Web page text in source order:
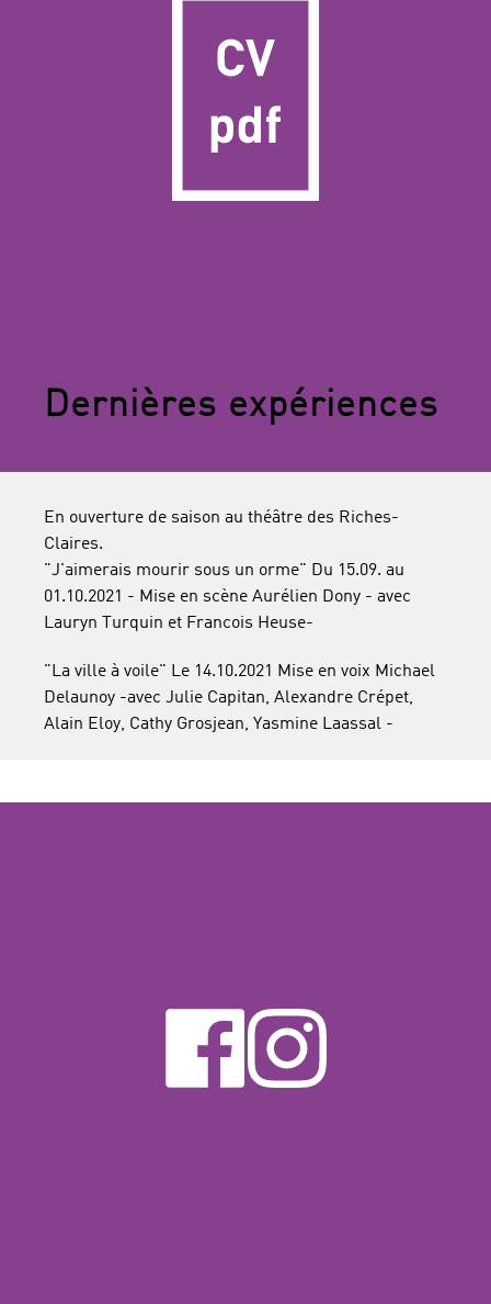
Dernières expériences
En ouverture de saison au théâtre des Riches-
Claires.
"J'aimerais mourir sous un orme" Du 15.09. au
01.10.2021 - Mise en scène Aurélien Dony - avec
Lauryn Turquin et Francois Heuse-
"La ville à voile" Le 14.10.2021 Mise en voix Michael
Delaunoy -avec Julie Capitan, Alexandre Crépet,
Alain Eloy, Cathy Grosjean, Yasmine Laassal -